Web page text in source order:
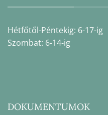
Hétfőtől-Péntekig: 6-17-ig
Szombat: 6-14-ig
DOKUMENTUMOK